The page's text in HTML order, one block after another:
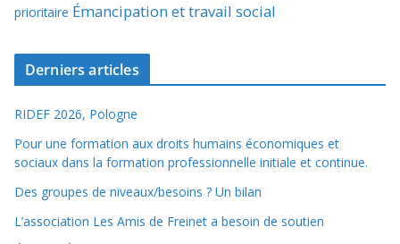
prioritaire Émancipation et travail social
Derniers articles
RIDEF 2026, Pologne
Pour une formation aux droits humains économiques et
sociaux dans la formation professionnelle initiale et continue.
Des groupes de niveaux/besoins ? Un bilan
L’association Les Amis de Freinet a besoin de soutien